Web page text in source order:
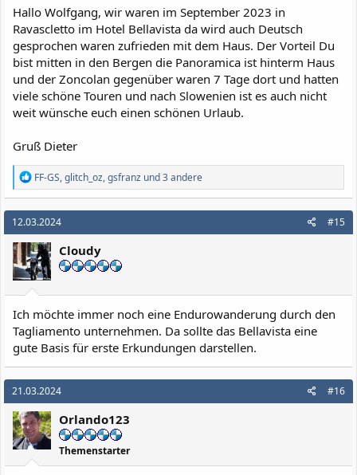
Hallo Wolfgang, wir waren im September 2023 in
Ravascletto im Hotel Bellavista da wird auch Deutsch
gesprochen waren zufrieden mit dem Haus. Der Vorteil Du
bist mitten in den Bergen die Panoramica ist hinterm Haus
und der Zoncolan gegenüber waren 7 Tage dort und hatten
viele schöne Touren und nach Slowenien ist es auch nicht
weit wünsche euch einen schönen Urlaub.
Gruß Dieter
R
e
a
k
t
i
o
n
e
n
FF-GS,glitch_oz,gsfranz und 3 andere
12.03.2024 #15
Cloudy
Ich möchte immer noch eine Endurowanderung durch den
Tagliamento unternehmen. Da sollte das Bellavista eine
gute Basis für erste Erkundungen darstellen.
21.03.2024 #16
Orlando123
Themenstarter